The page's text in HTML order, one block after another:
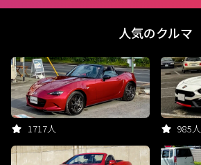
人気のクルマ
1717人 985人